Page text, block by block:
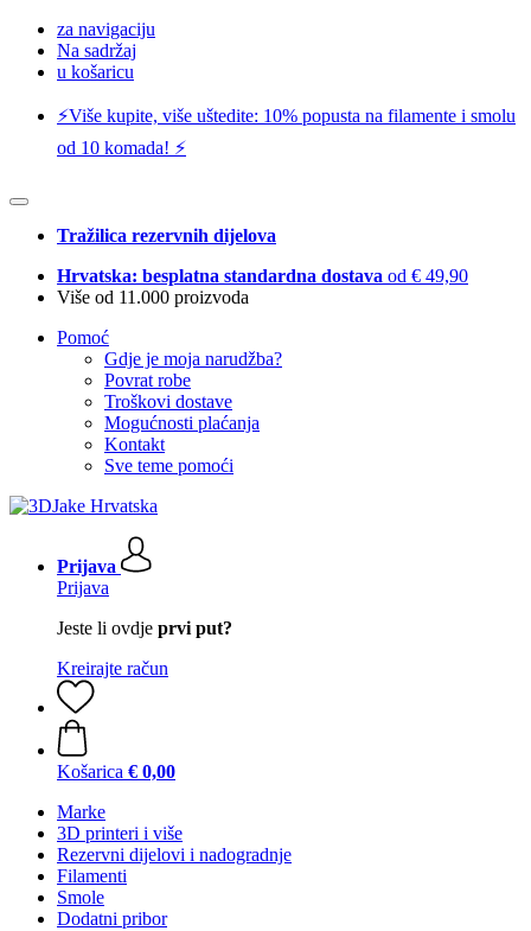
za navigaciju
Na sadržaj
u košaricu
⚡️Više kupite, više uštedite: 10% popusta na filamente i smolu
od 10 komada! ⚡️
Tražilica rezervnih dijelova
Hrvatska: besplatna standardna dostava od € 49,90
Više od 11.000 proizvoda
Pomoć
Gdje je moja narudžba?
Povrat robe
Troškovi dostave
Mogućnosti plaćanja
Kontakt
Sve teme pomoći
Prijava
Prijava
Jeste li ovdje prvi put?
Kreirajte račun
Košarica € 0,00
Marke
3D printeri i više
Rezervni dijelovi i nadogradnje
Filamenti
Smole
Dodatni pribor